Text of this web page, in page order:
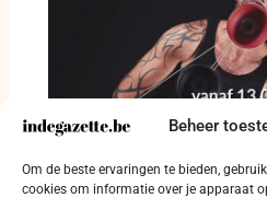
Beheer
Om de beste ervaringen te bieden,
cookies om informatie over je apparaat
Straattheater krijgt vrije
in Diksmuide